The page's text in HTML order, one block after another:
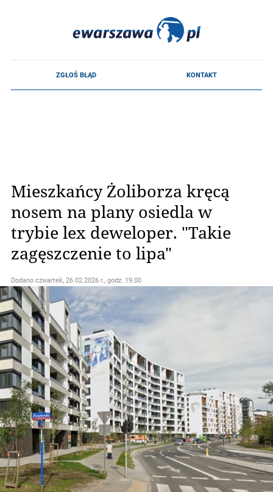
Mieszkańcy Żoliborza kręcą
nosem na plany osiedla w
trybie lex deweloper. "Takie
zagęszczenie to lipa"
Dodano czwartek, 26.02.2026 r., godz. 19.00